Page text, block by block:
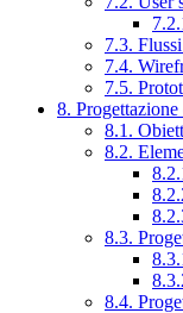
7.3.
7.4.
7.5.
8.
8.1.
8.2.
8.3.
8.4.